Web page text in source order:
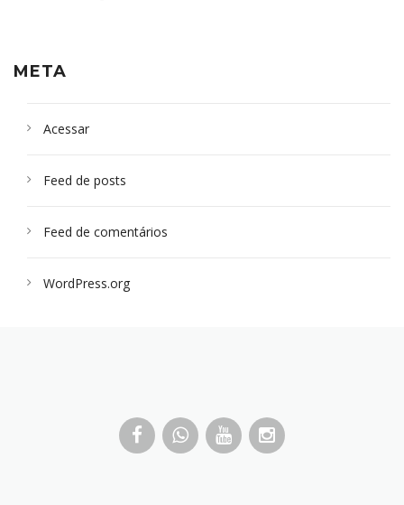
META
Acessar
Feed de posts
Feed de comentários
WordPress.org